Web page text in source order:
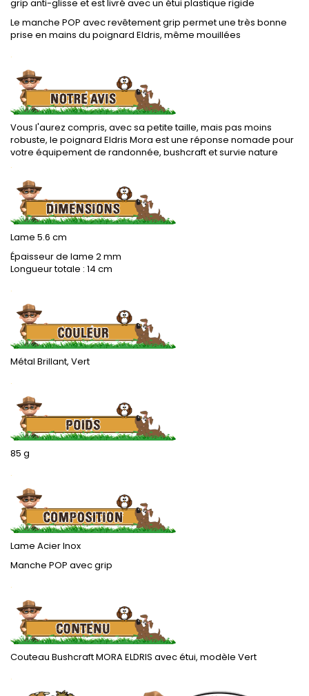
grip anti-glisse et est livré avec un étui plastique rigide
Le manche POP avec revêtement grip permet une très bonne
prise en mains du poignard Eldris, même mouillées
.
Vous l'aurez compris, avec sa petite taille, mais pas moins
robuste, le poignard Eldris Mora est une réponse nomade pour
votre équipement de randonnée, bushcraft et survie nature
.
Lame 5.6 cm
Épaisseur de lame 2 mm
Longueur totale : 14 cm
.
Métal Brillant, Vert
.
85 g
.
Lame Acier Inox
Manche POP avec grip
.
Couteau Bushcraft MORA ELDRIS avec étui, modèle Vert
.